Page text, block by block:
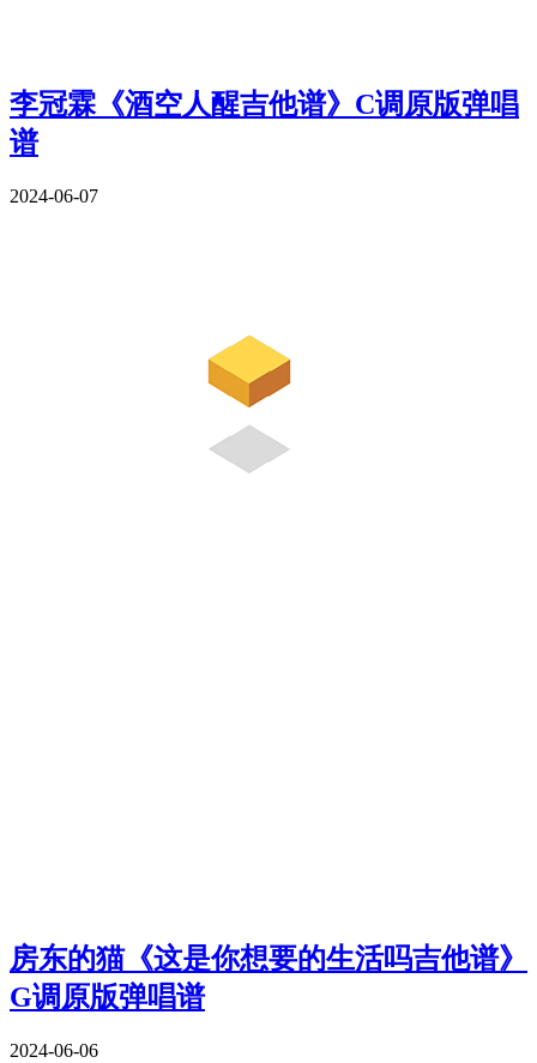
李冠霖《酒空人醒吉他谱》C调原版弹唱
谱
2024-06-07
房东的猫《这是你想要的生活吗吉他谱》
G调原版弹唱谱
2024-06-06